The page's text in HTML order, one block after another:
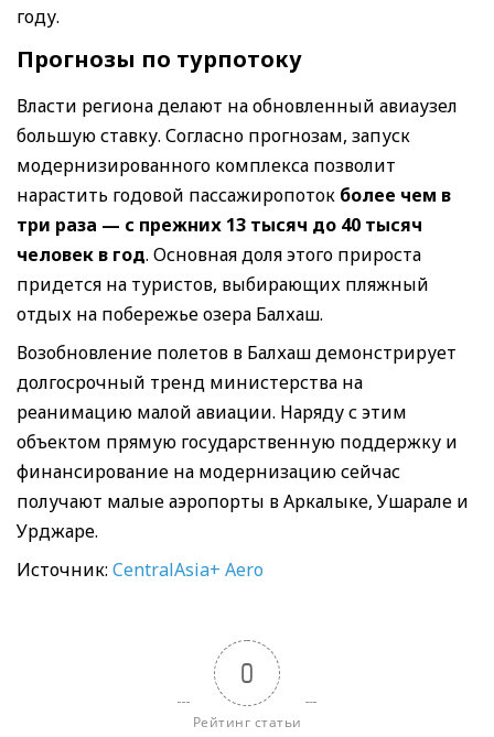
году.
Прогнозы по турпотоку
Власти региона делают на обновленный авиаузел
большую ставку. Согласно прогнозам, запуск
модернизированного комплекса позволит
нарастить годовой пассажиропоток более чем в
три раза — с прежних 13 тысяч до 40 тысяч
человек в год. Основная доля этого прироста
придется на туристов, выбирающих пляжный
отдых на побережье озера Балхаш.
Возобновление полетов в Балхаш демонстрирует
долгосрочный тренд министерства на
реанимацию малой авиации. Наряду с этим
объектом прямую государственную поддержку и
финансирование на модернизацию сейчас
получают малые аэропорты в Аркалыке, Ушарале и
Урджаре.
Источник: CentralAsia+ Aero
0
Рейтинг статьи